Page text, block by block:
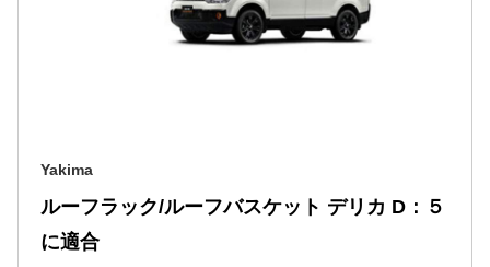
Yakima
ルーフラック/ルーフバスケット デリカ D：５
に適合